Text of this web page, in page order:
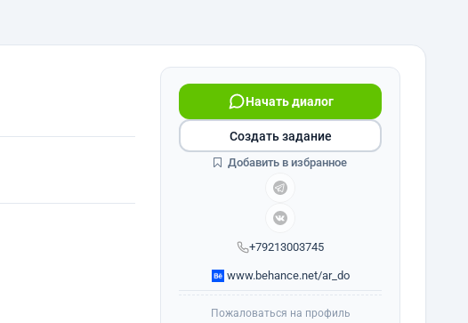
+79213003745
Начать диалог
www.behance.net/ar_do
Создать задание
Добавить в избранное
Пожаловаться на профиль